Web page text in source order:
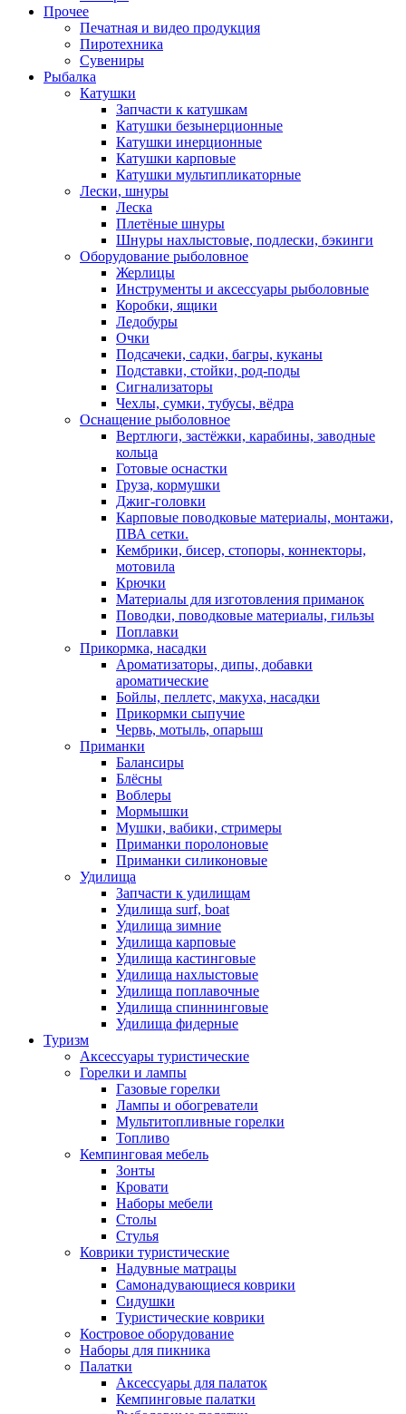
Прочее
Печатная и видео продукция
Пиротехника
Сувениры
Рыбалка
Катушки
Запчасти к катушкам
Катушки безынерционные
Катушки инерционные
Катушки карповые
Катушки мультипликаторные
Лески, шнуры
Леска
Плетёные шнуры
Шнуры нахлыстовые, подлески, бэкинги
Оборудование рыболовное
Жерлицы
Инструменты и аксессуары рыболовные
Коробки, ящики
Ледобуры
Очки
Подсачеки, садки, багры, куканы
Подставки, стойки, род-поды
Сигнализаторы
Чехлы, сумки, тубусы, вёдра
Оснащение рыболовное
Вертлюги, застёжки, карабины, заводные
кольца
Готовые оснастки
Груза, кормушки
Джиг-головки
Карповые поводковые материалы, монтажи,
ПВА сетки.
Кембрики, бисер, стопоры, коннекторы,
мотовила
Крючки
Материалы для изготовления приманок
Поводки, поводковые материалы, гильзы
Поплавки
Прикормка, насадки
Ароматизаторы, дипы, добавки
ароматические
Бойлы, пеллетс, макуха, насадки
Прикормки сыпучие
Червь, мотыль, опарыш
Приманки
Балансиры
Блёсны
Воблеры
Мормышки
Мушки, вабики, стримеры
Приманки поролоновые
Приманки силиконовые
Удилища
Запчасти к удилищам
Удилища surf, boat
Удилища зимние
Удилища карповые
Удилища кастинговые
Удилища нахлыстовые
Удилища поплавочные
Удилища спиннинговые
Удилища фидерные
Туризм
Аксессуары туристические
Горелки и лампы
Газовые горелки
Лампы и обогреватели
Мультитопливные горелки
Топливо
Кемпинговая мебель
Зонты
Кровати
Наборы мебели
Столы
Стулья
Коврики туристические
Надувные матрацы
Самонадувающиеся коврики
Сидушки
Туристические коврики
Костровое оборудование
Наборы для пикника
Палатки
Аксессуары для палаток
Кемпинговые палатки